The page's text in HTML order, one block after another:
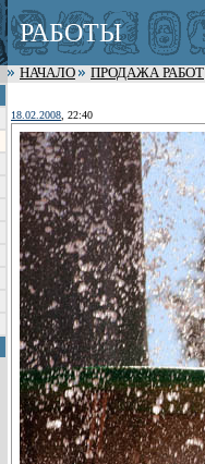
РАБОТЫ
НАЧАЛО ПРОДАЖА РАБОТ
18.02.2008 , 22:40